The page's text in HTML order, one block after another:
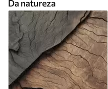
Da natureza